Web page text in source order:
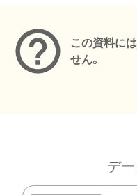
この資料に
せん。
デ